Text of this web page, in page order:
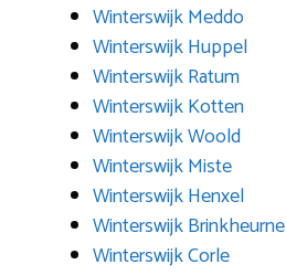
Winterswijk Meddo
Winterswijk Huppel
Winterswijk Ratum
Winterswijk Kotten
Winterswijk Woold
Winterswijk Miste
Winterswijk Henxel
Winterswijk Brinkheurne
Winterswijk Corle